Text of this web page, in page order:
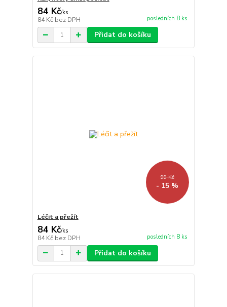
84 Kč/ks
84 Kč bez DPH posledních 8 ks
Přidat do košíku
99 Kč
- 15 %
Léčit a přežít
84 Kč/ks
84 Kč bez DPH posledních 8 ks
Přidat do košíku